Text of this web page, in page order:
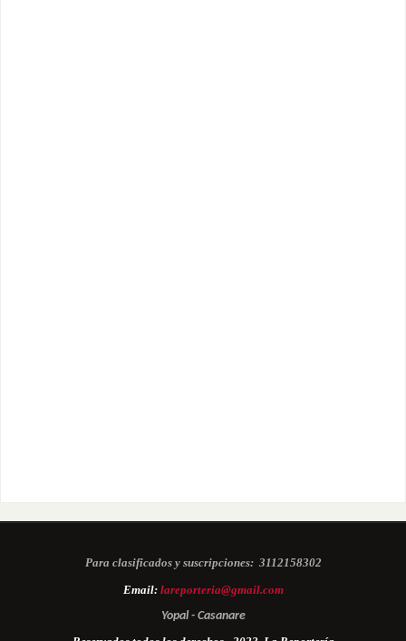
Para clasificados y suscripciones: 3112158302
Email: lareporteria@gmail.com
Yopal - Casanare